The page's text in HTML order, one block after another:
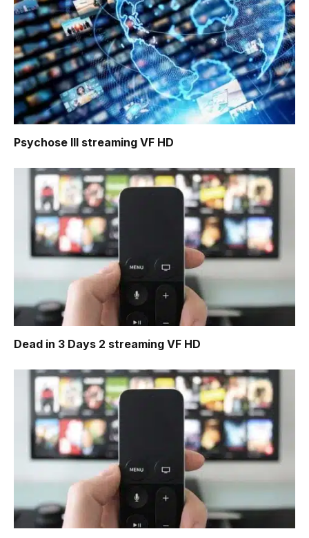
Psychose III streaming VF HD
Dead in 3 Days 2 streaming VF HD